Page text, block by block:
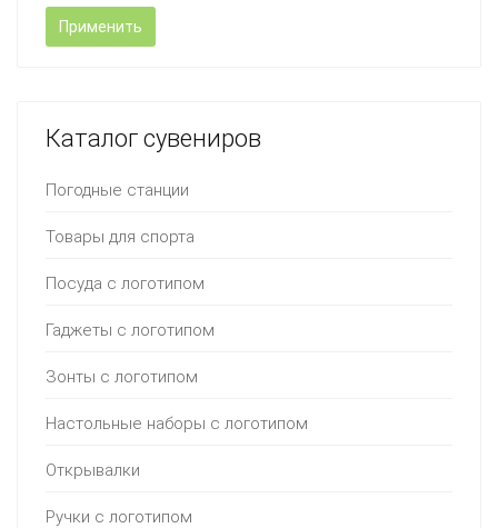
Применить
Каталог сувениров
Погодные станции
Товары для спорта
Посуда с логотипом
Гаджеты с логотипом
Зонты с логотипом
Настольные наборы с логотипом
Открывалки
Ручки с логотипом